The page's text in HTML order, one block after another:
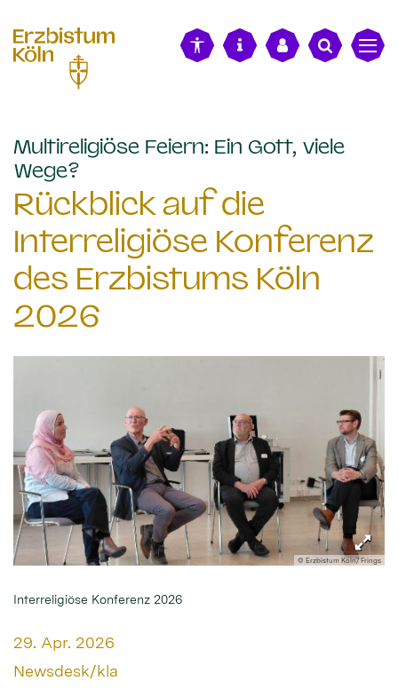
Multireligiöse Feiern: Ein Gott, viele
Wege?
Rückblick auf die
Interreligiöse Konferenz
des Erzbistums Köln
2026
© Erzbistum Köln/ Frings
Interreligiöse Konferenz 2026
Datum:
29. Apr. 2026
Von:
Newsdesk/kla